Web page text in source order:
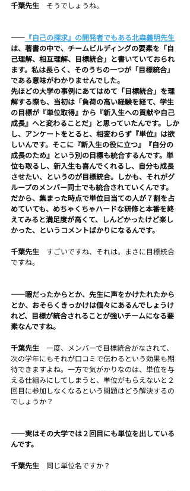
千葉先生 そうでしょうね。
―― 『自己の探求』の開発者でもある北森義明先生
は、著書の中で、チームビルディングの要素を「自
己理解、相互理解、目標統合」と書いていておられ
ます。私は長らく、そのうちの一つが「目標統合」
である意味がわかりませんでした。
先ほどの大学の事例にあてはめて「目標統合」を理
解する際も、当初は「負荷の高い経験を経て、学生
の目標が『単位取得』から『新入生への貢献や自己
成長』へと変わることだ」と思っていたんです。しか
し、アンケートをとると、相変わらず『単位』は欲
しいんです。そこに『新入生の役に立つ』『自分の
成長のため』という別の目標も統合するんです。単
位も取るし、新入生も喜んでくれるし、自分も成長
させたい、というのが目標統合。しかも、それがグ
ループのメンバー同士でも統合されていくんです。
だから、集まった時点で単位目当ての人が７割を占
めていても、めちゃくちゃハードな研修と本番を終
えてみると満足度が高くて、しんどかったけど楽し
かった、というコメントばかりになるんです。
千葉先生 すごいですね、それは。まさに目標統合
ですね。
――暇だったからとか、先生に声をかけたれたから
とか、おそらくきっかけは個々にあるんでしょうけ
れど、目標が統合されることが強いチームになる要
素なんですね。
千葉先生 一度、メンバーで目標統合がなされて、
次の学年にもそれが口コミで伝わるという効果も期
待できますよね。一方で気がかりなのは、単位を与
える仕組みにしてしまうと、単位がもらえないと２
回目に参加しなくなるという問題はどう解決するの
でしょうか？
――実はその大学では２回目にも単位を出している
んです。
千葉先生 同じ単位名ですか？